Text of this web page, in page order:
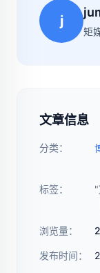
j
矩
文章信息
分类：
标签：
浏览量：
发布时间：